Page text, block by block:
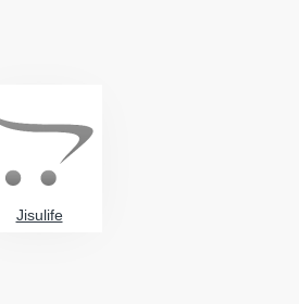
Jisulife